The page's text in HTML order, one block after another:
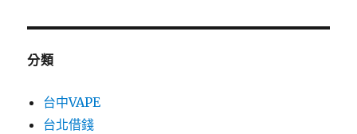
分類
台中VAPE
台北借錢